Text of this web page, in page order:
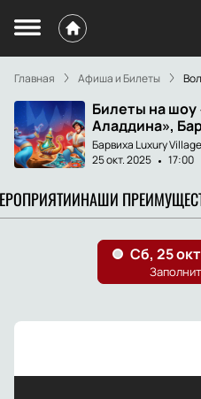
Главная Афиша и Билеты
Билеты на
Аладдина»,
Барвиха Luxury Village
25 окт. 2025
17:00
НАШИ